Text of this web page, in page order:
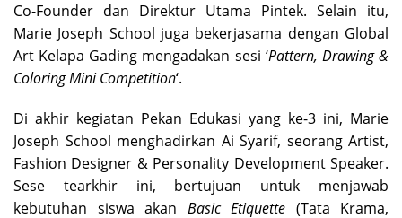
Co-Founder dan Direktur Utama Pintek. Selain itu,
Marie Joseph School juga bekerjasama dengan Global
Art Kelapa Gading mengadakan sesi ‘Pattern, Drawing &
Coloring Mini Competition‘.
Di akhir kegiatan Pekan Edukasi yang ke-3 ini, Marie
Joseph School menghadirkan Ai Syarif, seorang Artist,
Fashion Designer & Personality Development Speaker.
Sese tearkhir ini, bertujuan untuk menjawab
kebutuhan siswa akan Basic Etiquette (Tata Krama,